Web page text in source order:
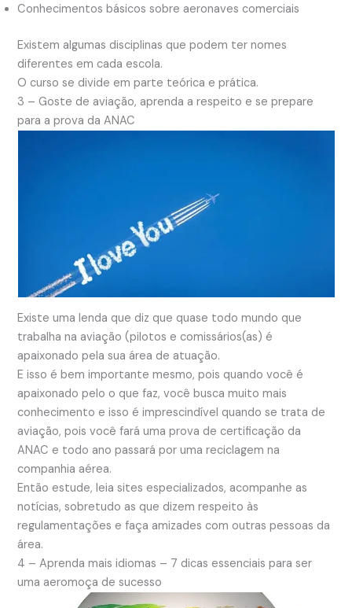
Conhecimentos básicos sobre aeronaves comerciais
Existem algumas disciplinas que podem ter nomes
diferentes em cada escola.
O curso se divide em parte teórica e prática.
3 – Goste de aviação, aprenda a respeito e se prepare
para a prova da ANAC
Existe uma lenda que diz que quase todo mundo que
trabalha na aviação (pilotos e comissários(as) é
apaixonado pela sua área de atuação.
E isso é bem importante mesmo, pois quando você é
apaixonado pelo o que faz, você busca muito mais
conhecimento e isso é imprescindível quando se trata de
aviação, pois você fará uma prova de certificação da
ANAC e todo ano passará por uma reciclagem na
companhia aérea.
Então estude, leia sites especializados, acompanhe as
notícias, sobretudo as que dizem respeito às
regulamentações e faça amizades com outras pessoas da
área.
4 – Aprenda mais idiomas – 7 dicas essenciais para ser
uma aeromoça de sucesso